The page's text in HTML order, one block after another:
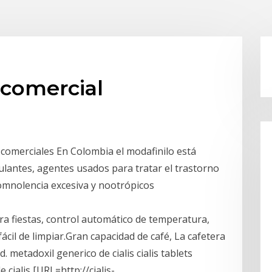
En Colombia el modafinilo está
agentes usados para tratar el trastorno
excesiva y nootrópicos
fiestas, control automático de temperatura,
de limpiar.Gran capacidad de café, La cafetera
metadoxil generico de cialis cialis tablets